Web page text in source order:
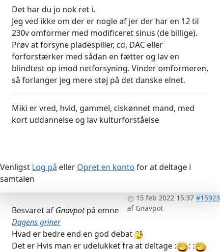
Det har du jo nok ret i.
Jeg ved ikke om der er nogle af jer der har en 12 til
230v omformer med modificeret sinus (de billige).
Prøv at forsyne pladespiller, cd, DAC eller
forforstærker med sådan en fætter og lav en
blindtest op imod netforsyning. Vinder omformeren,
så forlanger jeg mere støj på det danske elnet.
Miki er vred, hvid, gammel, ciskønnet mand, med
kort uddannelse og lav kulturforståelse
Venligst Log på eller Opret en konto for at deltage i
samtalen
15 feb 2022 15:37 #15923
af Gnavpot
Besvaret af Gnavpotpå emne
Dagens griner
Hvad er bedre end en god debat
Det er Hvis man er udelukket fra at deltage :
: :